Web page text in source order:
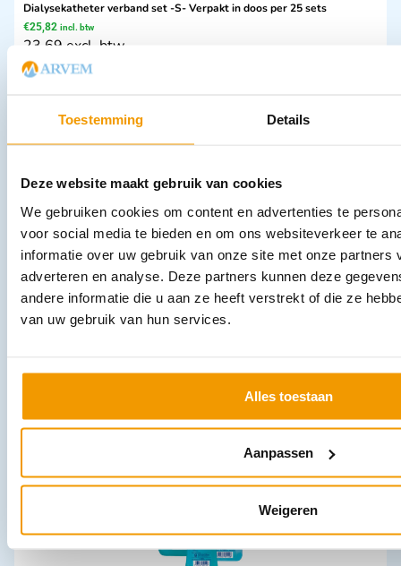
Toestemming Details
Deze website maakt gebruik van cookies
We gebruiken cookies om content en advertenties te
voor social media te bieden en om ons websiteverkeer te
informatie over uw gebruik van onze site met onze partners
adverteren en analyse. Deze partners kunnen deze
andere informatie die u aan ze heeft verstrekt of die ze
van uw gebruik van hun services.
Alles toestaan
Aanpassen
Weigeren
Dialysekatheter verband set -S- Verpakt in doos per 25 sets
€25,82 incl. btw
23.69 excl. btw
Injectiespuiten MED verpakt in doos 100 stuks
38,18 incl. btw
11.5 excl. btw